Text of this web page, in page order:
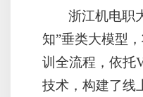
浙江机电职
知”垂类大模型
训全流程，依托
技术，构建了线